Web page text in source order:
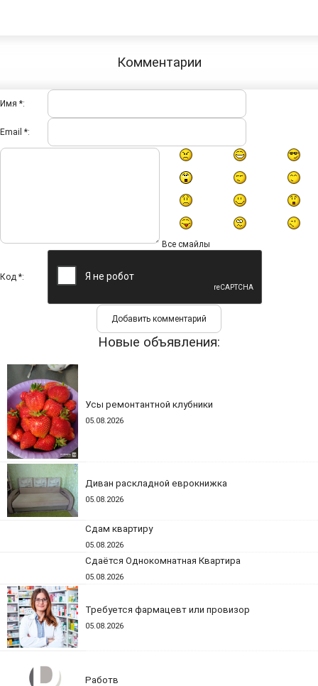
Комментарии
Имя *:
Email *:
Все смайлы
Код *:
Новые объявления:
Усы ремонтантной клубники
05.08.2026
Диван раскладной еврокнижка
05.08.2026
Сдам квартиру
05.08.2026
Сдаётся Однокомнатная Квартира
05.08.2026
Требуется фармацевт или провизор
05.08.2026
Работв